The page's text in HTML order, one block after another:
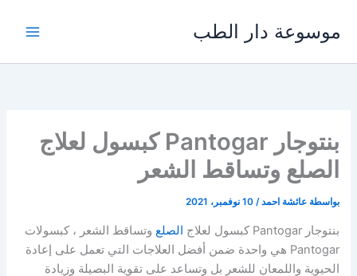
المحتوى
موسوعة دار الطب
بنتوجار Pantogar كبسول لعلاج
الصلع وتساقط الشعر
بواسطة عائشة احمد/10 نوفمبر، 2021
بنتوجار Pantogar كبسول لعلاج الصلع وتساقط الشعر ، كبسولات
Pantogar هي واحدة ضمن أفضل العلاجات التي تعمل على إعادة
الحيوية واللمعان للشعر بل وتساعد على تقوية البصيلة وزيادة